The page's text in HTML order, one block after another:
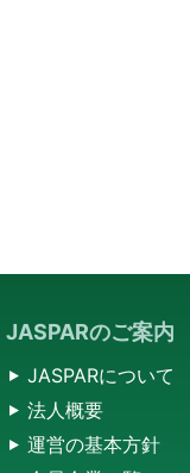
JASPARのご案内
JASPARについて
法人概要
運営の基本方針